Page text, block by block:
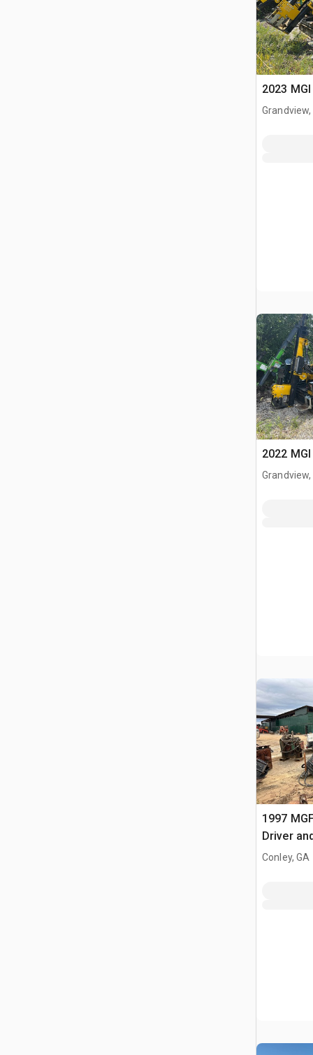
2023
Grandview,
2022
Grandview,
1997
Driver
Conley, GA